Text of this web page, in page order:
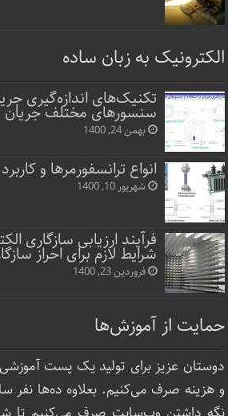
الکترونیک به زبان ساده
تکنیک‌های اندازه‌گیری
سنسورهای مختلف جریان
بهمن 24, 1400
انواع ترانسفورمرها و
شهریور 10, 1400
فرآیند ارزیابی سازگاری
شرایط لازم برای احراز
فروردین 23, 1400
حمایت از آموزش‌ها
دوستان عزیز برای تولید یک پست
و هزینه صرف می‌کنیم. بعلاوه ده‌ها نفر